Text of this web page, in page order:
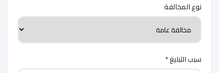
نوع المخالفة
سبب التبليغ *